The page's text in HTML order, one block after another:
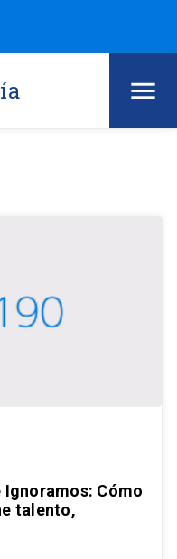
Ignoramos: Cómo
talento,